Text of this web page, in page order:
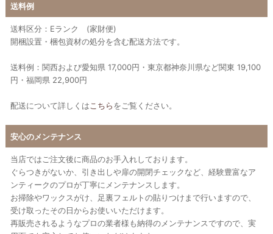
送料例
送料区分：Eランク (家財便)
開梱設置・梱包資材の処分を含む配送方法です。
送料例：関西および愛知県 17,000円・東京都神奈川県など関東 19,100
円・福岡県 22,900円
配送について詳しくは こちらをご覧ください。
安心のメンテナンス
当店ではご注文後に商品のお手入れしております。
ぐらつきがないか、引き出しや扉の開閉チェックなど、経験豊富なア
ンティークのプロが丁寧にメンテナンスします。
お掃除やワックスがけ、足裏フェルトの貼りつけまで行いますので、
受け取ったその日からお使いいただけます。
再販売されるようなプロの業者様も納得のメンテナンスですので、実